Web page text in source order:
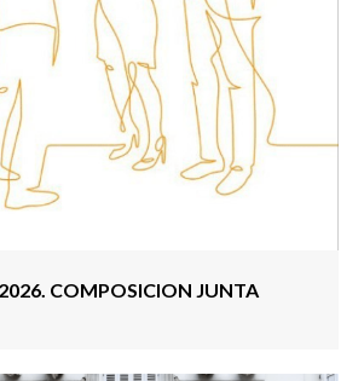
COMPOSICION JUNTA